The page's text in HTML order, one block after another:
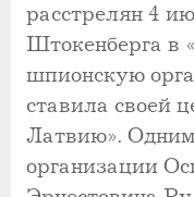
расстрелян 4
Штокенберга в
шпионскую
ставила своей
Латвию». Одним
организации